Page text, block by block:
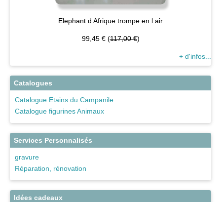
Elephant d Afrique trompe en l air
99,45 € (117,00 €)
+ d'infos...
Catalogues
Catalogue Etains du Campanile
Catalogue figurines Animaux
Services Personnalisés
gravure
Réparation, rénovation
Idées cadeaux